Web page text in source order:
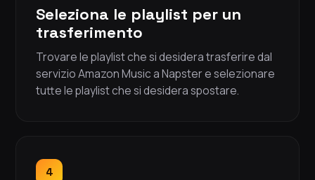
Seleziona le playlist per un
trasferimento
Trovare le playlist che si desidera trasferire dal
servizio Amazon Music a Napster e selezionare
tutte le playlist che si desidera spostare.
4